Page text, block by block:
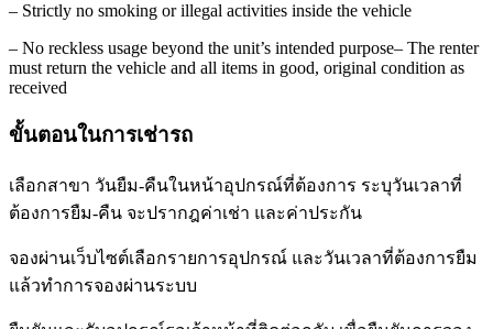
– Strictly no smoking or illegal activities inside the vehicle
– No reckless usage beyond the unit’s intended purpose– The renter
must return the vehicle and all items in good, original condition as
received
ขั้นตอนในการเช่ารถ
เลือกสาขา วันยืม-คืนในหน้าอุปกรณ์ที่ต้องการ ระบุวันเวลาที่
ต้องการยืม-คืน จะปรากฎค่าเช่า และค่าประกัน
จองผ่านเว็บไซต์เลือกรายการอุปกรณ์ และวันเวลาที่ต้องการยืม
แล้วทำการจองผ่านระบบ